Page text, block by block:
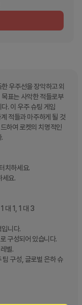
우주선을 장악하고 외
표는 사악한 적들로부
. 이 우주 슈팅 게임
적들과 마주하게 될 것
하여 로켓의 치명적인
치하세요.
세요.
대 1, 1 대 3
니다.
구성되어 있습니다.
벨.
구성, 글로벌 은하 슈